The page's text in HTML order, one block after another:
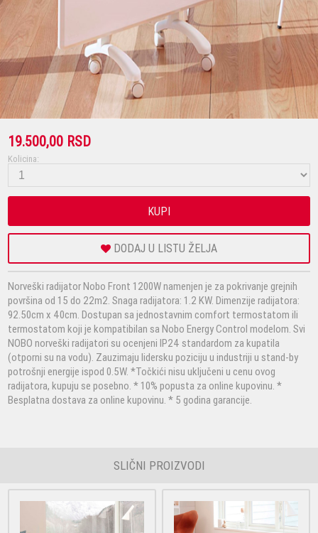
19.500,00 RSD
Kolicina:
KUPI
DODAJ U LISTU ŽELJA
Norveški radijator Nobo Front 1200W namenjen je za pokrivanje grejnih
površina od 15 do 22m2. Snaga radijatora: 1.2 KW. Dimenzije radijatora:
92.50cm x 40cm. Dostupan sa jednostavnim comfort termostatom ili
termostatom koji je kompatibilan sa Nobo Energy Control modelom. Svi
NOBO norveški radijatori su ocenjeni IP24 standardom za kupatila
(otporni su na vodu). Zauzimaju lidersku poziciju u industriji u stand-by
potrošnji energije ispod 0.5W. *Točkići nisu uključeni u cenu ovog
radijatora, kupuju se posebno. * 10% popusta za online kupovinu. *
Besplatna dostava za online kupovinu. * 5 godina garancije.
SLIČNI PROIZVODI